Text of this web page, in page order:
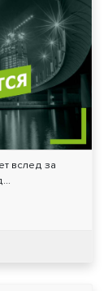
вслед за